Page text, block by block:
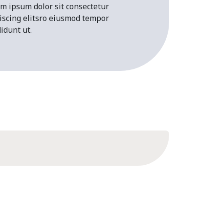
ipsum dolor sit consectetur
elitsro eiusmod tempor
ut.